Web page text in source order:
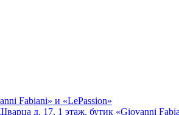
Fabiani» и «LePassion»
д. 17, 1 этаж, бутик «Giovanni